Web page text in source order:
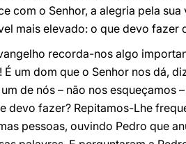
com o Senhor, a alegria pela
mais elevado: o que devo fazer
recorda-nos algo
É um dom que o Senhor nos dá,
de nós – não nos esqueçamos –
devo fazer? Repitamos-Lhe
pessoas, ouvindo Pedro que